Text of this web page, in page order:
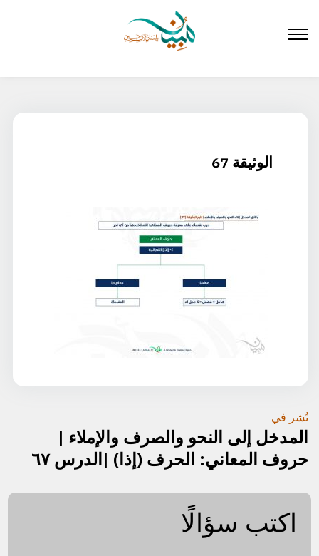
المحتوى
الوثيقة 67
تصفّح
المقالات
نُشر في
المدخل إلى النحو والصرف والإملاء |
حروف المعاني: الحرف (إذا) |الدرس ٦٧
اكتب سؤالًا